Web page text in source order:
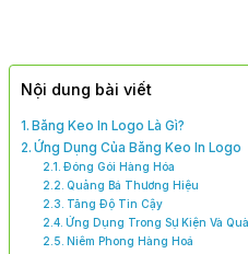
Nội dung bài viết
Băng Keo In Logo Là Gì?
Ứng Dụng Của Băng Keo In Logo
Đóng Gói Hàng Hóa
Quảng Bá Thương Hiệu
Tăng Độ Tin Cậy
Ứng Dụng Trong Sự Kiện Và
Niêm Phong Hàng Hoá